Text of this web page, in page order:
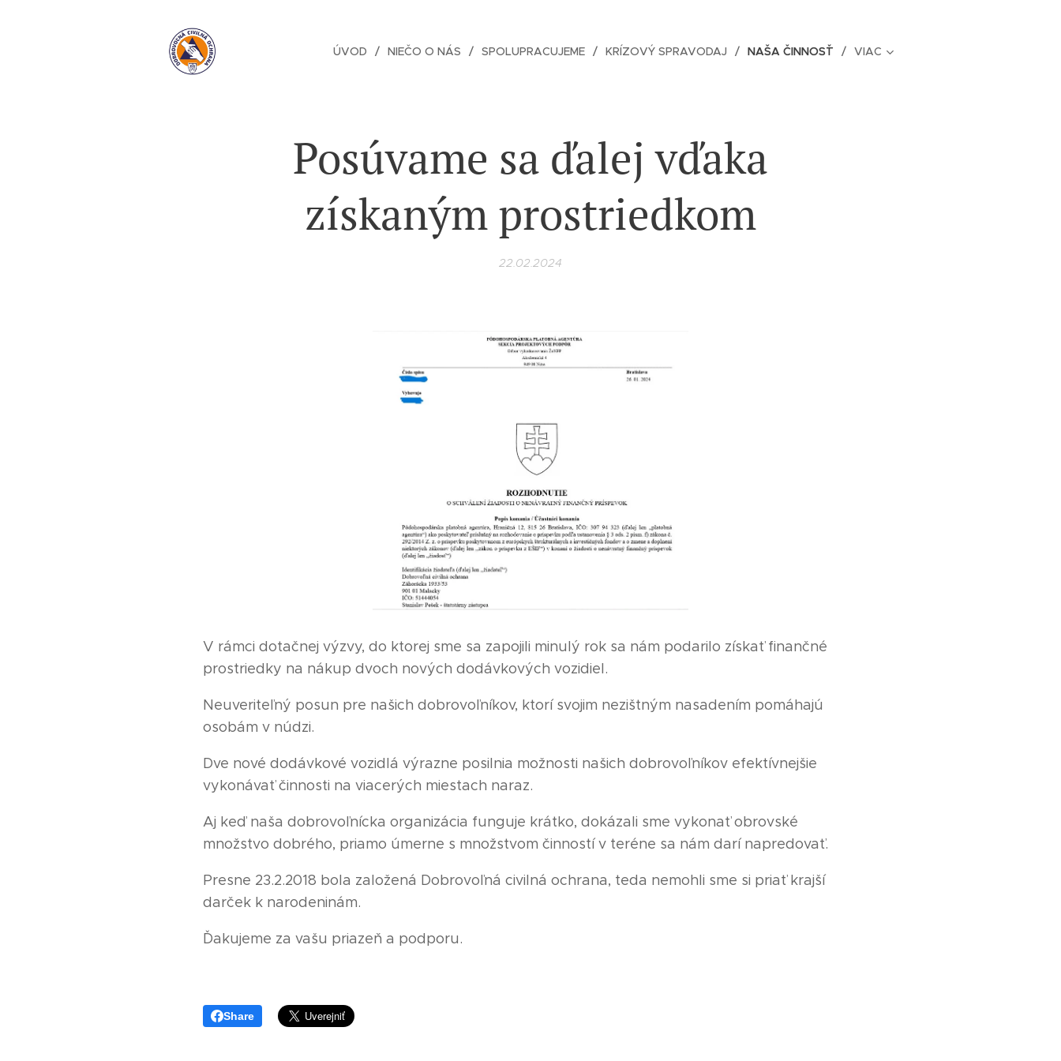
ÚVOD NIEČO O NÁS SPOLUPRACUJEME KRÍZOVÝ SPRAVODAJ NAŠA ČINNOSŤ VIAC
Posúvame sa ďalej vďaka
získaným prostriedkom
22.02.2024
V rámci dotačnej výzvy, do ktorej sme sa zapojili minulý rok sa nám podarilo získať finančné
prostriedky na nákup dvoch nových dodávkových vozidiel.
Neuveriteľný posun pre našich dobrovoľníkov, ktorí svojim nezištným nasadením pomáhajú
osobám v núdzi.
Dve nové dodávkové vozidlá výrazne posilnia možnosti našich dobrovoľníkov efektívnejšie
vykonávať činnosti na viacerých miestach naraz.
Aj keď naša dobrovoľnícka organizácia funguje krátko, dokázali sme vykonať obrovské
množstvo dobrého, priamo úmerne s množstvom činností v teréne sa nám darí napredovať.
Presne 23.2.2018 bola založená Dobrovoľná civilná ochrana, teda nemohli sme si priať krajší
darček k narodeninám.
Ďakujeme za vašu priazeň a podporu.
Share